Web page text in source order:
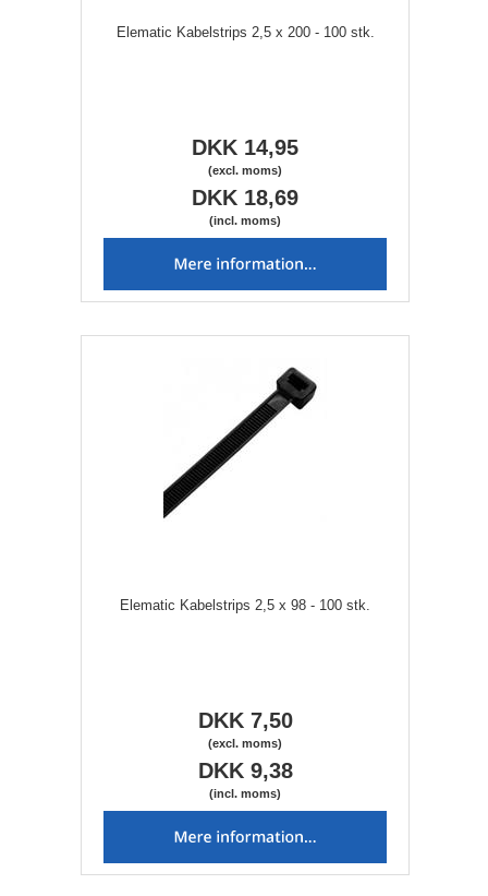
Elematic Kabelstrips 2,5 x 200 - 100 stk.
DKK 14,95
(excl. moms)
DKK 18,69
(incl. moms)
Elematic Kabelstrips 2,5 x 98 - 100 stk.
DKK 7,50
(excl. moms)
DKK 9,38
(incl. moms)